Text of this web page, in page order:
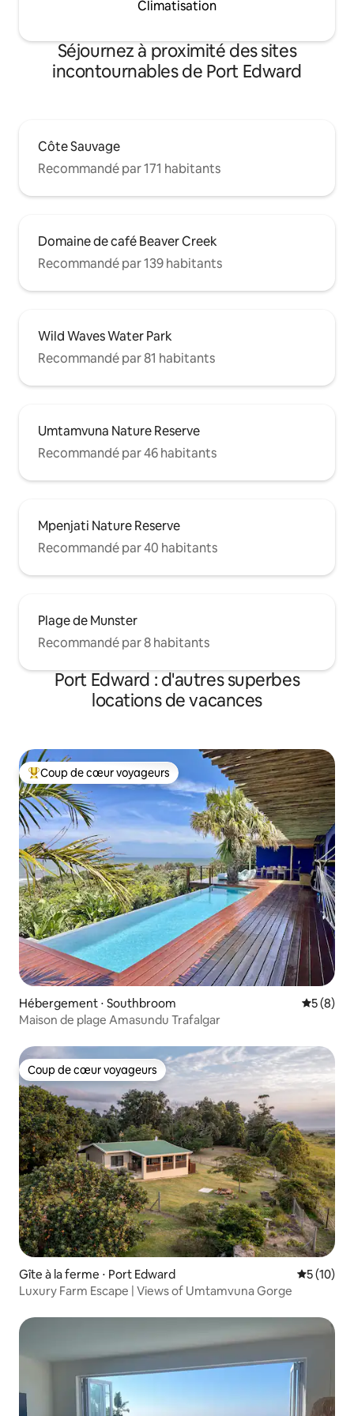
Climatisation
Séjournez à proximité des sites
incontournables de Port Edward
Côte Sauvage
Recommandé par 171 habitants
Domaine de café Beaver Creek
Recommandé par 139 habitants
Wild Waves Water Park
Recommandé par 81 habitants
Umtamvuna Nature Reserve
Recommandé par 46 habitants
Mpenjati Nature Reserve
Recommandé par 40 habitants
Plage de Munster
Recommandé par 8 habitants
Port Edward : d'autres superbes
locations de vacances
Coups de cœur voyageurs les plus appréciés
Coup de cœur voyageurs
Hébergement ⋅ Southbroom
5 (8)
Maison de plage Amasundu Trafalgar
Coup de cœur voyageurs
Coup de cœur voyageurs
Gîte à la ferme ⋅ Port Edward
5 (10)
Luxury Farm Escape | Views of Umtamvuna Gorge